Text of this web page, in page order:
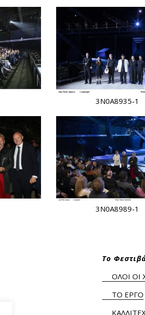
3N0A8935-1
3N0A8989-1
Το
ΟΛΟΙ ΟΙ
ΤΟ ΕΡΓΟ